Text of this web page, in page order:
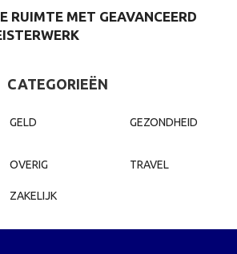
RUIMTE MET GEAVANCEERD
CATEGORIEËN
GELD GEZONDHEID
OVERIG TRAVEL
ZAKELIJK